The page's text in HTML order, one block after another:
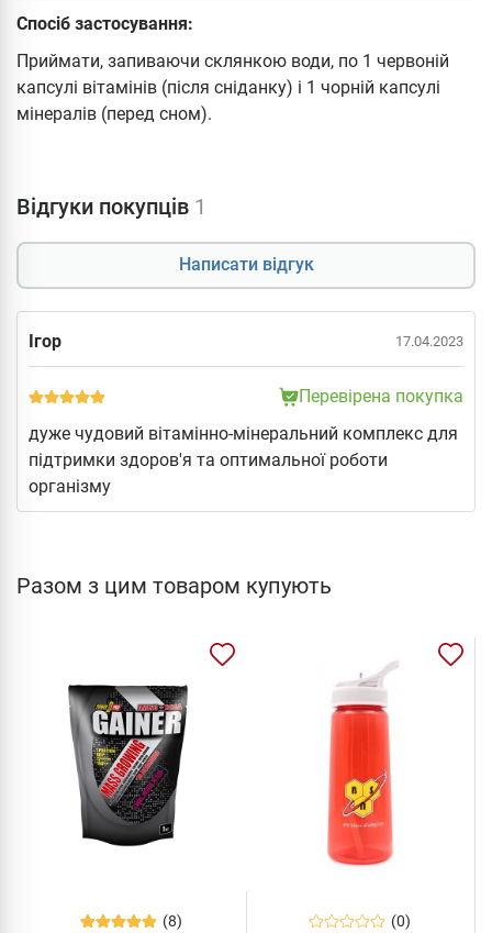
Спосіб застосування:
Приймати, запиваючи склянкою води, по 1 червоній
капсулі вітамінів (після сніданку) і 1 чорній капсулі
мінералів (перед сном).
Відгуки покупців 1
Написати відгук
Ігор 17.04.2023
Перевірена покупка
дуже чудовий вітамінно-мінеральний комплекс для
підтримки здоров'я та оптимальної роботи
організму
Разом з цим товаром купують
(8) (0)